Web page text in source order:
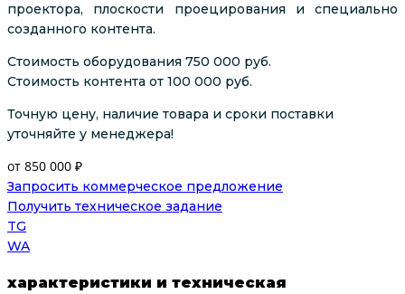
проектора, плоскости проецирования и специально
созданного контента.
Стоимость оборудования 750 000 руб.
Стоимость контента от 100 000 руб.
Точную цену, наличие товара и сроки поставки
уточняйте у менеджера!
от 850 000 ₽
Запросить коммерческое предложение
Получить техническое задание
TG
WA
характеристики и техническая